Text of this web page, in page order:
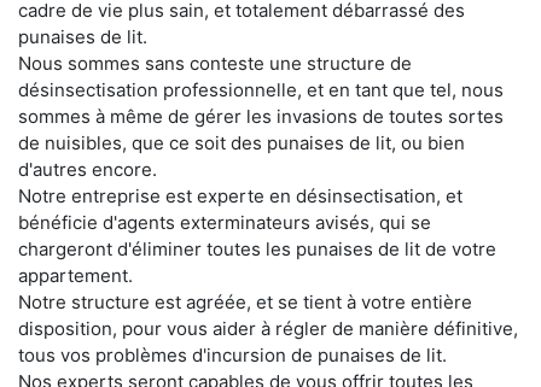
cadre de vie plus sain, et totalement débarrassé des
punaises de lit.
Nous sommes sans conteste une structure de
désinsectisation professionnelle, et en tant que tel, nous
sommes à même de gérer les invasions de toutes sortes
de nuisibles, que ce soit des punaises de lit, ou bien
d'autres encore.
Notre entreprise est experte en désinsectisation, et
bénéficie d'agents exterminateurs avisés, qui se
chargeront d'éliminer toutes les punaises de lit de votre
appartement.
Notre structure est agréée, et se tient à votre entière
disposition, pour vous aider à régler de manière définitive,
tous vos problèmes d'incursion de punaises de lit.
Nos experts seront capables de vous offrir toutes les